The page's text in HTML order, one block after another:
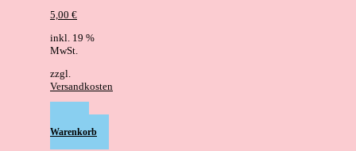
5,00 €
inkl. 19 %
MwSt.
zzgl.
Versandkosten
Warenkorb